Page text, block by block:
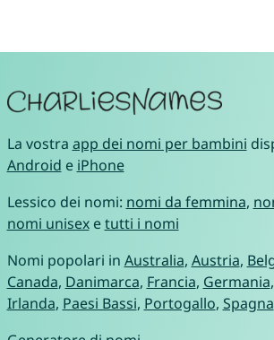
La vostra app dei nomi per bambini
Android e iPhone
Lessico dei nomi: nomi da femmina,
nomi unisexetutti i nomi
Nomi popolari in Australia, Austria,
Canada, Danimarca, Francia, Germania,
Irlanda, Paesi Bassi, Portogallo, Spagna